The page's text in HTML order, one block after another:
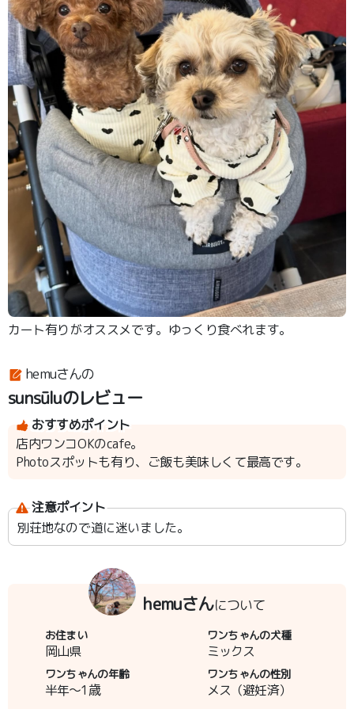
カート有りがオススメです。ゆっくり食べれます。
hemuさんの
sunsūluのレビュー
おすすめポイント
店内ワンコOKのcafe。
Photoスポットも有り、ご飯も美味しくて最高です。
注意ポイント
別荘地なので道に迷いました。
hemuさんについて
お住まい
岡山県
ワンちゃんの犬種
ミックス
ワンちゃんの年齢
半年～1歳
ワンちゃんの性別
メス（避妊済）